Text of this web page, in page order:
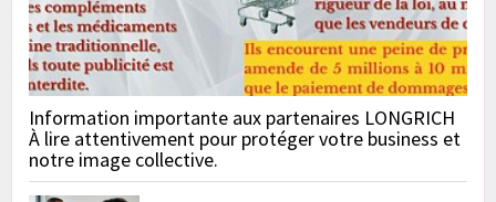
Information importante aux partenaires LONGRICH
À lire attentivement pour protéger votre business et
notre image collective.